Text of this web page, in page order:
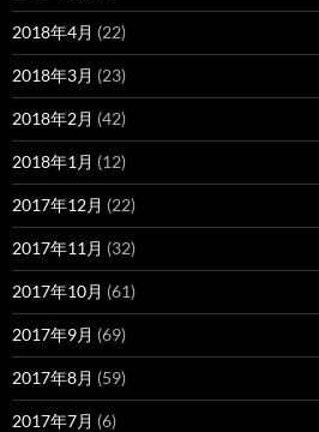
2018年4月 (22)
2018年3月 (23)
2018年2月 (42)
2018年1月 (12)
2017年12月 (22)
2017年11月 (32)
2017年10月 (61)
2017年9月 (69)
2017年8月 (59)
2017年7月 (6)